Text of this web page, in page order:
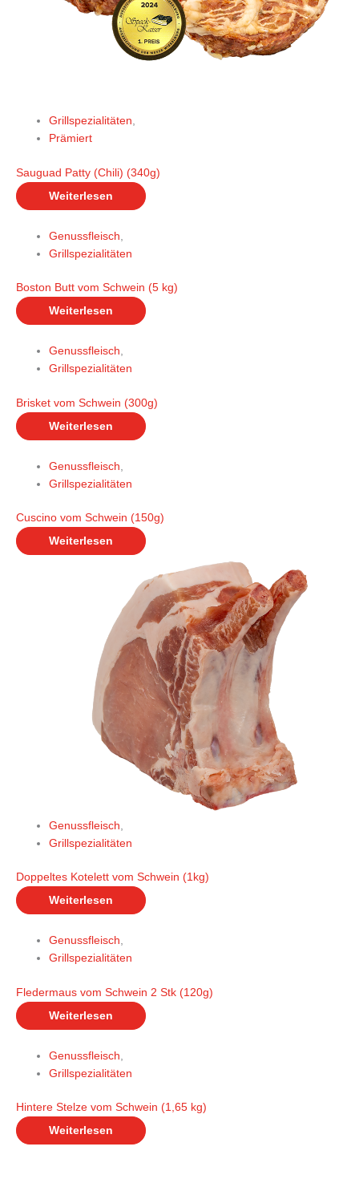
Grillspezialitäten,
Prämiert
Sauguad Patty (Chili) (340g)
Weiterlesen
Genussfleisch
Grillspezialitäten
Boston Butt vom Schwein (5 kg)
Weiterlesen
Genussfleisch,
Grillspezialitäten
Brisket vom Schwein (300g)
Weiterlesen
Genussfleisch
Grillspezialitäten
Cuscino vom Schwein (150g)
Weiterlesen
Genussfleisch
Grillspezialitäten
Doppeltes Kotelett vom Schwein (1kg)
Weiterlesen
Genussfleisch,
Grillspezialitäten
Fledermaus vom Schwein 2 Stk (120g)
Weiterlesen
Genussfleisch
Grillspezialitäten
Hintere Stelze vom Schwein (1,65 kg)
Weiterlesen